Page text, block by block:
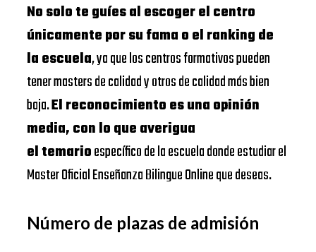
No solo te guíes al escoger el centro
únicamente por su fama o el ranking de
la escuela, ya que los centros formativos pueden
tener masters de calidad y otros de calidad más bien
baja.El reconocimiento es una opinión
media, con lo que averigua
el temarioespecífico de la escuela donde estudiar el
Master Oficial Enseñanza Bilingue Online que deseas.
Número de plazas de admisión